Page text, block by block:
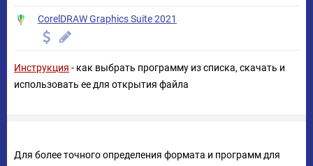
CorelDRAW Graphics Suite 2021
Инструкция - как выбрать программу из списка, скачать и
использовать ее для открытия файла
Для более точного определения формата и программ для